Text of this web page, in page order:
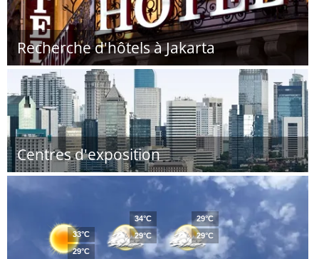
Recherche d'hôtels à Jakarta
Centres d'exposition
33°C
29°C
34°C
29°C
29°C
29°C